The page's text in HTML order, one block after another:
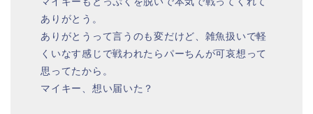
ありがとう。
ありがとうって言うのも変だけど、雑魚扱いで軽
くいなす感じで戦われたらパーちんが可哀想って
思ってたから。
マイキー、想い届いた？